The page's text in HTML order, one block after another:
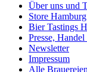
Über uns und
Store Hamburg
Bier Tastings
Presse,
Newsletter
Impressum
Alle